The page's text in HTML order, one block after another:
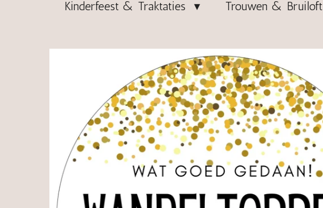
Kinderfeest & Traktaties Trouwen & Bruiloft